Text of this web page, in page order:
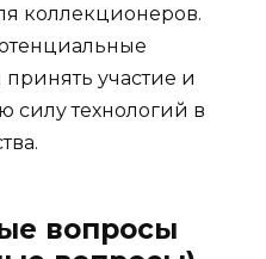
коллекционеров.
участие и
силу технологий в
вопросы